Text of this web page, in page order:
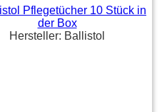
Hersteller: Ballistol